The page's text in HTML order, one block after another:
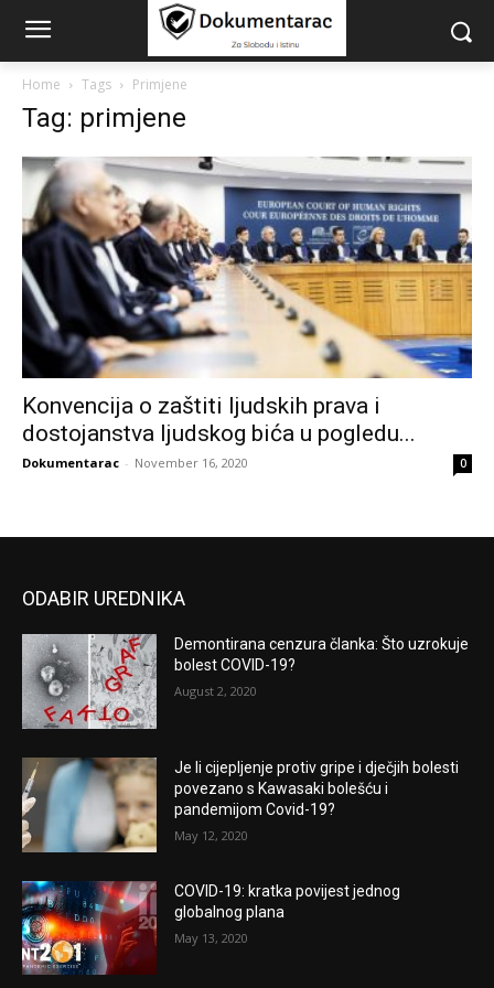
Home Tags Primjene
Tag: primjene
Konvencija o zaštiti ljudskih prava i
dostojanstva ljudskog bića u pogledu...
Dokumentarac - November 16, 2020 0
ODABIR UREDNIKA
Demontirana cenzura članka: Što uzrokuje
bolest COVID-19?
August 2, 2020
Je li cijepljenje protiv gripe i dječjih bolesti
povezano s Kawasaki bolešću i
pandemijom Covid-19?
May 12, 2020
COVID-19: kratka povijest jednog
globalnog plana
May 13, 2020